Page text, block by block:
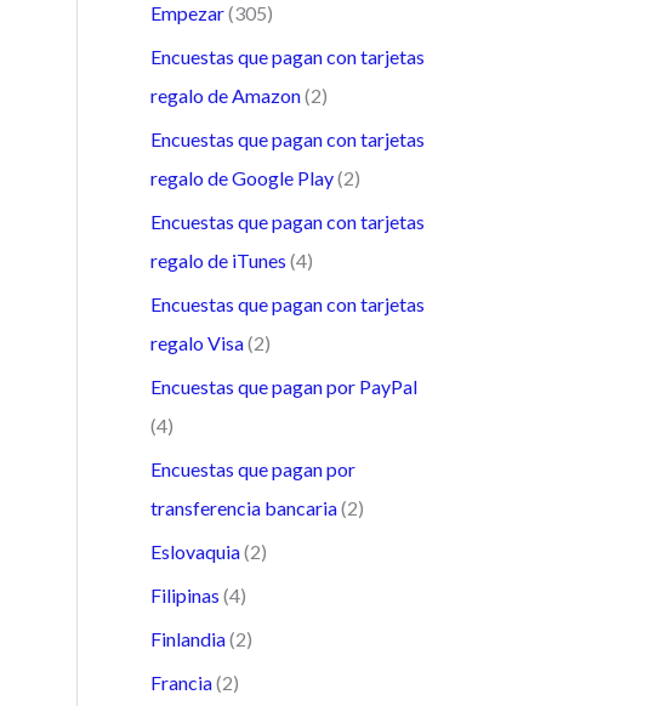
Empezar(305)
Encuestas que pagan con tarjetas
regalo de Amazon(2)
Encuestas que pagan con tarjetas
regalo de Google Play(2)
Encuestas que pagan con tarjetas
regalo de iTunes (4)
Encuestas que pagan con tarjetas
regalo Visa(2)
Encuestas que pagan por PayPal
(4)
Encuestas que pagan por
transferencia bancaria(2)
Eslovaquia(2)
Filipinas (4)
Finlandia(2)
Francia(2)